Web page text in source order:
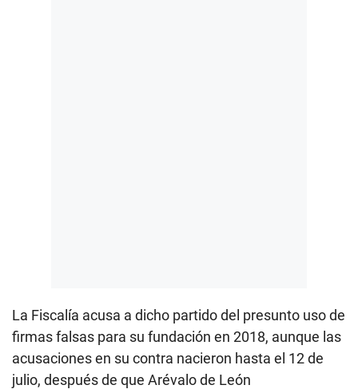
La Fiscalía acusa a dicho partido del presunto uso de
firmas falsas para su fundación en 2018, aunque las
acusaciones en su contra nacieron hasta el 12 de
julio, después de que Arévalo de León